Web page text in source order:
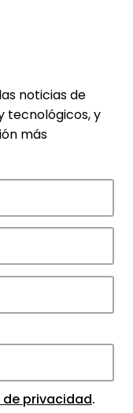
de
y
noticias de
tecnológicos, y
más
privacidad.